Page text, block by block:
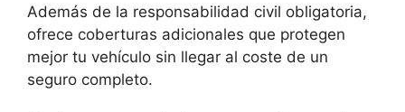
Además de la responsabilidad civil obligatoria,
ofrece coberturas adicionales que protegen
mejor tu vehículo sin llegar al coste de un
seguro completo.